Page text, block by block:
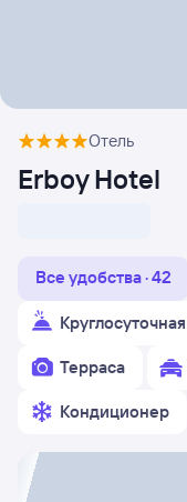
Отель
Erboy Hotel
Все удобства · 42
Терраса
Кондиционер